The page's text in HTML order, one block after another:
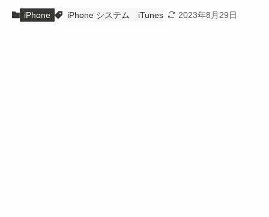
iPhone iPhone システム iTunes 2023年8月29日